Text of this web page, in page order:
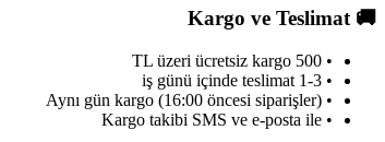
🚚
Kargo ve Teslimat
• 500 TL üzeri ücretsiz kargo
• 1-3 iş günü içinde teslimat
• Aynı gün kargo (16:00 öncesi siparişler)
• Kargo takibi SMS ve e-posta ile